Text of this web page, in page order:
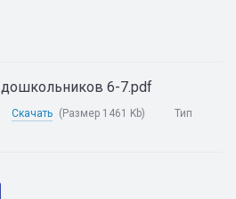
6-7.pdf
Скачать (Размер 1461 Kb)
Тип